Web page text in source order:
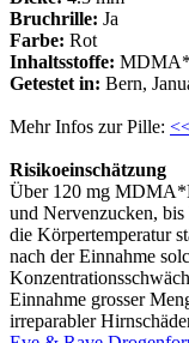
Bruchrille: Ja
Farbe: Rot
Inhaltsstoffe:
Getestet in: Bern,
Mehr Infos zur Pille:
Risikoeinschätzung
Über 120 mg
und Nervenzucken,
die Körpertemperatur
nach der Einnahme
Einnahme grosser
irreparabler